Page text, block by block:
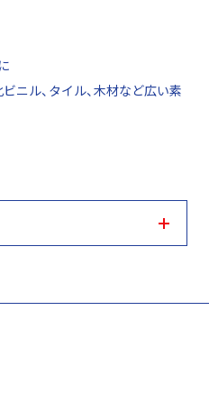
ニル、タイル、木材など広い素